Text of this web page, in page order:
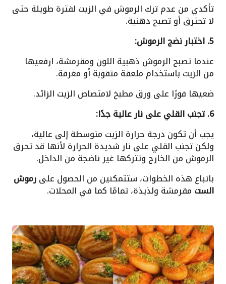
تأكدي من عدم ترك الرموش في الزيت لفترة طويلة حتى
لا تحترق أو تصبح دهنية.
5. اختبار نضج الرموش:
عندما تصبح الرموش ذهبية اللون ومقرمشة، ارفعيها
من الزيت باستخدام ملعقة مثقوبة أو مغرفة.
ضعيها فورًا على ورق مطبخ لامتصاص الزيت الزائد.
6. تجنب القلي على نار عالية جدًا:
يجب أن تكون درجة حرارة الزيت متوسطة إلى عالية،
ولكن تجنب القلي على نار شديدة الحرارة لأنها قد تحرق
الرموش من الخارج وتتركها غير ناضجة من الداخل.
باتباع هذه الخطوات، ستتمكنين من الحصول علىرموش
الست مقرمشة ولذيذة، تمامًا كما في المحلات.